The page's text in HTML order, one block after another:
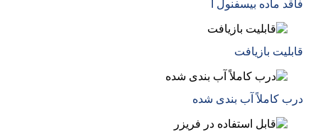
فاقد ماده بیسفنول آ
قابلیت بازیافت
درب کاملاً آب بندی شده